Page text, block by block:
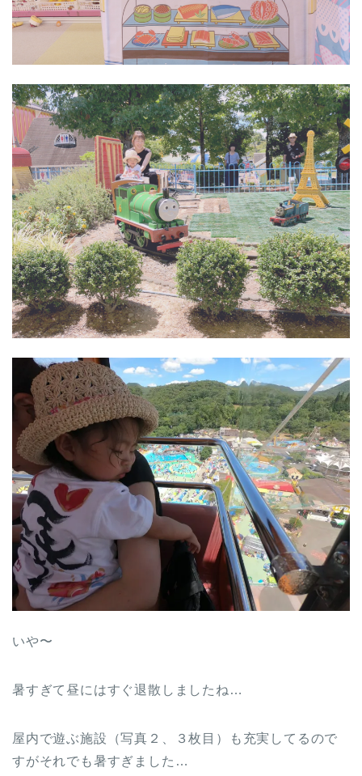
いや〜
暑すぎて昼にはすぐ退散しましたね…
屋内で遊ぶ施設（写真２、３枚目）も充実してるので
すがそれでも暑すぎました…